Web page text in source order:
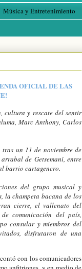
Música y Entretenimiento
OFICIAL DE LAS
cultura y rescate del sentir
Marc Anthony, Carlos
un 11 de noviembre de
de Getsemaní, entre
barrio cartagenero.
del grupo musical y
la champeta bacana de los
cierre, el vallenato del
comunicación del país,
consular y miembros del
disfrutaron de una
con los comunicadores